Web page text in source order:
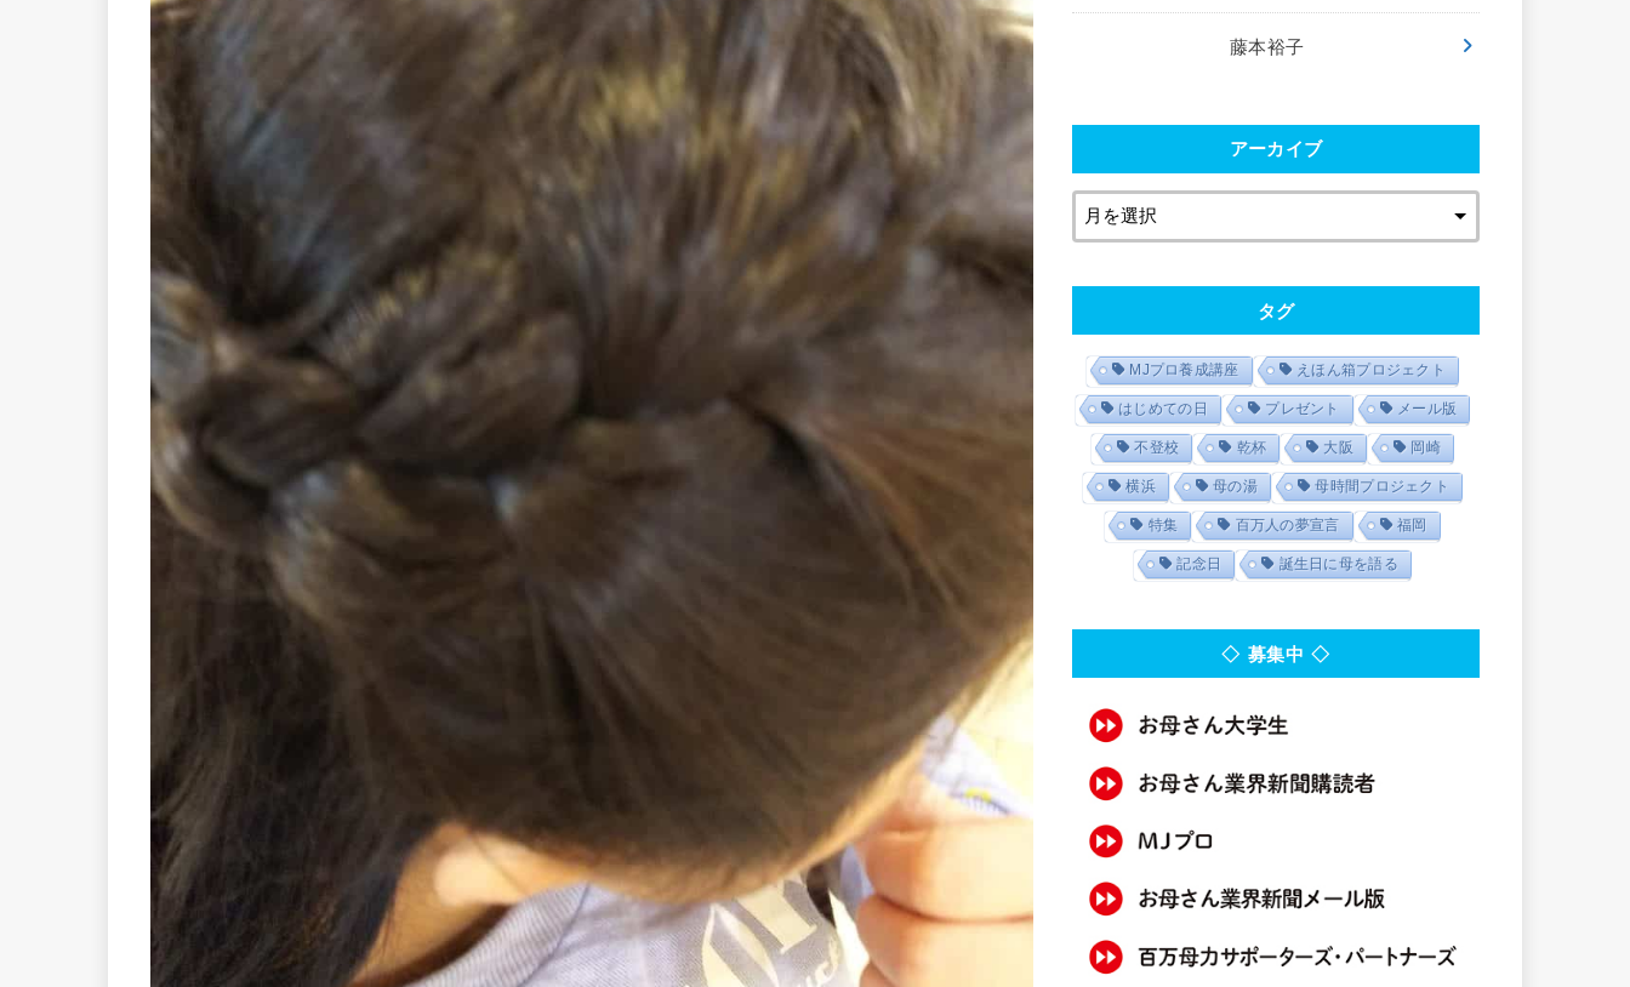
藤本裕子
アーカイブ
タグ
MJプロ養成講座 えほん箱プロジェクト
はじめての日 プレゼント メール版
不登校 乾杯 大阪 岡崎
横浜 母の湯 母時間プロジェクト
特集 百万人の夢宣言 福岡
記念日 誕生日に母を語る
◇ 募集中 ◇